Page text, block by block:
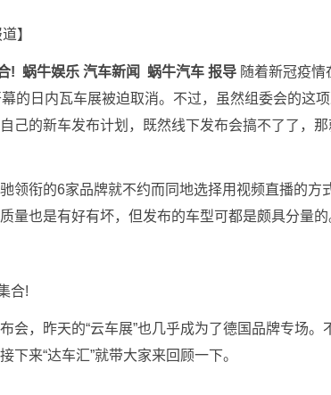
】
! 蜗牛娱乐 汽车新闻 蜗牛汽车 报导 随着新冠疫情
的日内瓦车展被迫取消。不过，虽然组委会的这
己的新车发布计划，既然线下发布会搞不了了，
领衔的6家品牌就不约而同地选择用视频直播的方
量也是有好有坏，但发布的车型可都是颇具分量的
会，昨天的“云车展”也几乎成为了德国品牌专场。
来“达车汇”就带大家来回顾一下。